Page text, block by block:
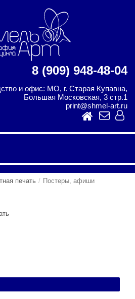
8 (909) 948-48-04
и офис: МО, г. Старая Купавна,
Большая Московская, 3 стр.1
print@shmel-art.ru
печать Постеры, афиши